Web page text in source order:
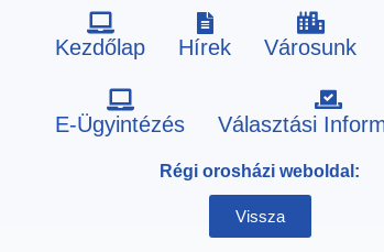
Kezdőlap Hírek Városunk
E-Ügyintézés Választási
Régi orosházi weboldal:
Vissza